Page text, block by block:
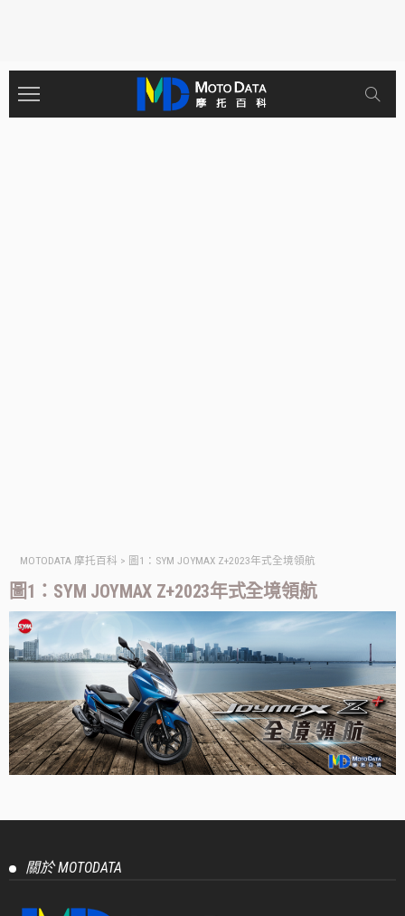
MOTODATA 摩托百科 > 圖1：SYM JOYMAX Z+2023年式全境領航
圖1：SYM JOYMAX Z+2023年式全境領航
關於 MOTODATA